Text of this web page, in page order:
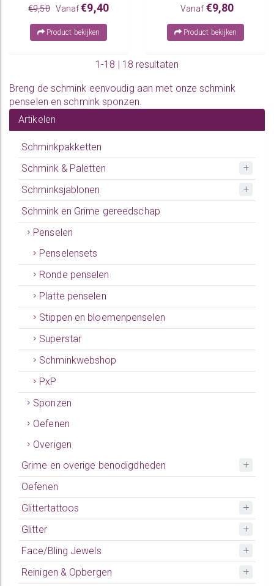
€9,50 Vanaf€9,40
Product bekijken
Vanaf €9,80
Product bekijken
1-18 | 18 resultaten
Breng de schmink eenvoudig aan met onzeschmink
penselen enschmink sponzen
Artikelen
Schminkpakketten
Schmink & Paletten
Schminksjablonen
Schmink en Grime gereedschap
Penselen
Penselensets
Ronde penselen
Platte penselen
Stippen en bloemenpenselen
Superstar
Schminkwebshop
PxP
Sponzen
Oefenen
Overigen
Grime en overige benodigdheden
Oefenen
Glittertattoos
Glitter
Face/Bling Jewels
Reinigen & Opbergen